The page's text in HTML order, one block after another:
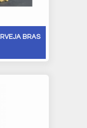
BRAS